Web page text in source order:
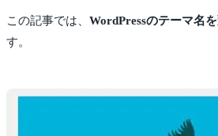
この記事では、 WordPressのテーマ名
す。